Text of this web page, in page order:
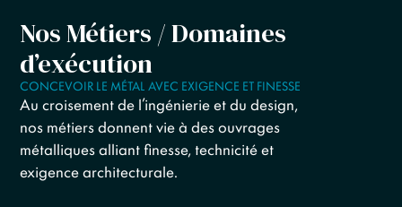
Nos Métiers / Domaines
d’exécution
CONCEVOIR LE MÉTAL AVEC EXIGENCE ET FINESSE
Au croisement de l’ingénierie et du design,
nos métiers donnent vie à des ouvrages
métalliques alliant finesse, technicité et
exigence architecturale.